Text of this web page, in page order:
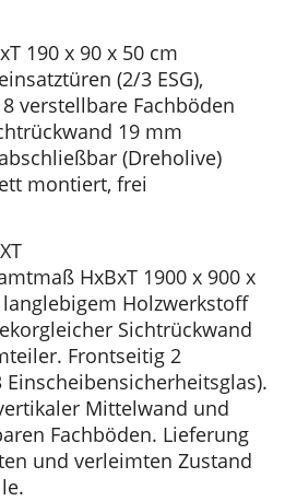
190 x 90 x 50 cm
(2/3 ESG),
verstellbare Fachböden
19 mm
(Dreholive)
montiert, frei
HxBxT 1900 x 900 x
Holzwerkstoff
Sichtrückwand
Frontseitig 2
Mittelwand und
Fachböden. Lieferung
und verleimten Zustand